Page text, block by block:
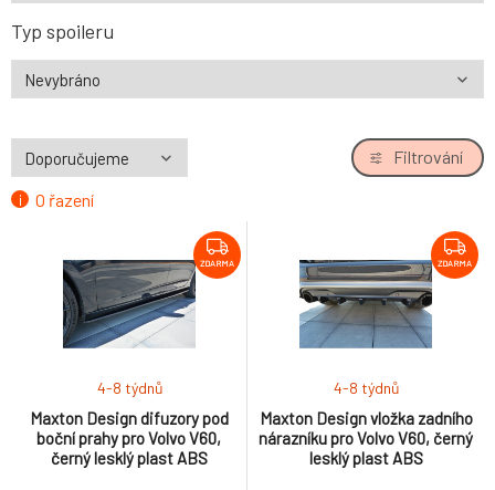
Typ spoileru
O řazení
Filtrování
ZDARMA
Maxton Design difuzory pod
boční prahy pro Volvo V60,
černý lesklý plast ABS
4-8 týdnů
ZDARMA
Maxton Design vložka zadního
nárazníku pro Volvo V60, černý
lesklý plast ABS
4-8 týdnů